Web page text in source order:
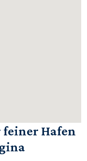
feiner Hafen